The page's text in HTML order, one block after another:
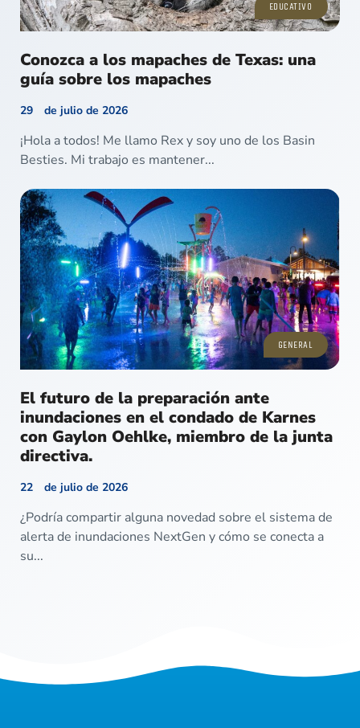
EDUCATIVO
Conozca a los mapaches de Texas: una
guía sobre los mapaches
29 de julio de 2026
¡Hola a todos! Me llamo Rex y soy uno de los Basin
Besties. Mi trabajo es mantener...
GENERAL
El futuro de la preparación ante
inundaciones en el condado de Karnes
con Gaylon Oehlke, miembro de la junta
directiva.
22 de julio de 2026
¿Podría compartir alguna novedad sobre el sistema de
alerta de inundaciones NextGen y cómo se conecta a
su...